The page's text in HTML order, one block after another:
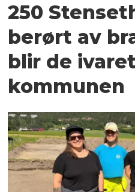
250
berørt av
blir de
kommunen